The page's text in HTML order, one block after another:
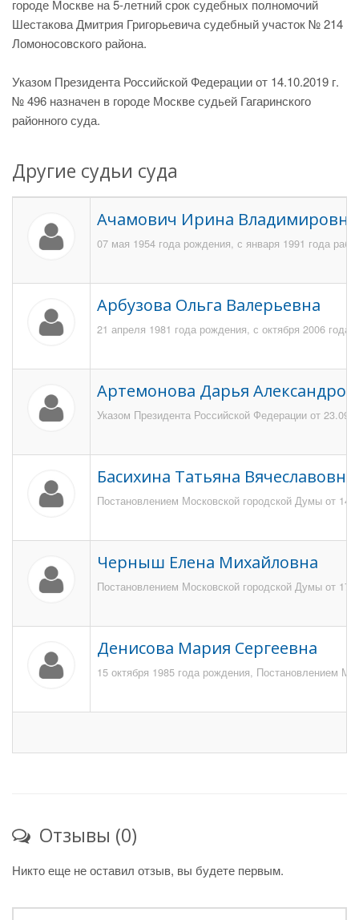
городе Москве на 5-летний срок судебных полномочий
Шестакова Дмитрия Григорьевича судебный участок № 214
Ломоносовского района.
Указом Президента Российской Федерации от 14.10.2019 г.
№ 496 назначен в городе Москве судьей Гагаринского
районного суда.
Другие судьи суда
Ачамович Ирина Владимировна
07 мая 1954 года рождения, с января 1991 года
Арбузова Ольга Валерьевна
21 апреля 1981 года рождения, с октября 2006
Артемонова Дарья
Указом Президента Российской Федерации от
Басихина Татьяна Вячеславовна
Постановлением Московской городской Думы от
Черныш Елена Михайловна
Постановлением Московской городской Думы от
Денисова Мария Сергеевна
15 октября 1985 года рождения, Постановлением
Отзывы (0)
Никто еще не оставил отзыв, вы будете первым.